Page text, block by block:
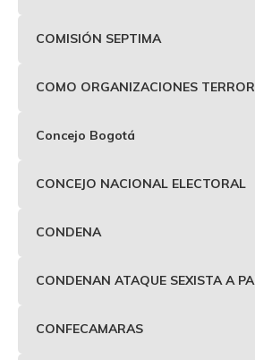
COMISIÓN SEPTIMA
COMO ORGANIZACIONES
Concejo Bogotá
CONCEJO NACIONAL ELECTORAL
CONDENA
CONDENAN ATAQUE SEXISTA A
CONFECAMARAS